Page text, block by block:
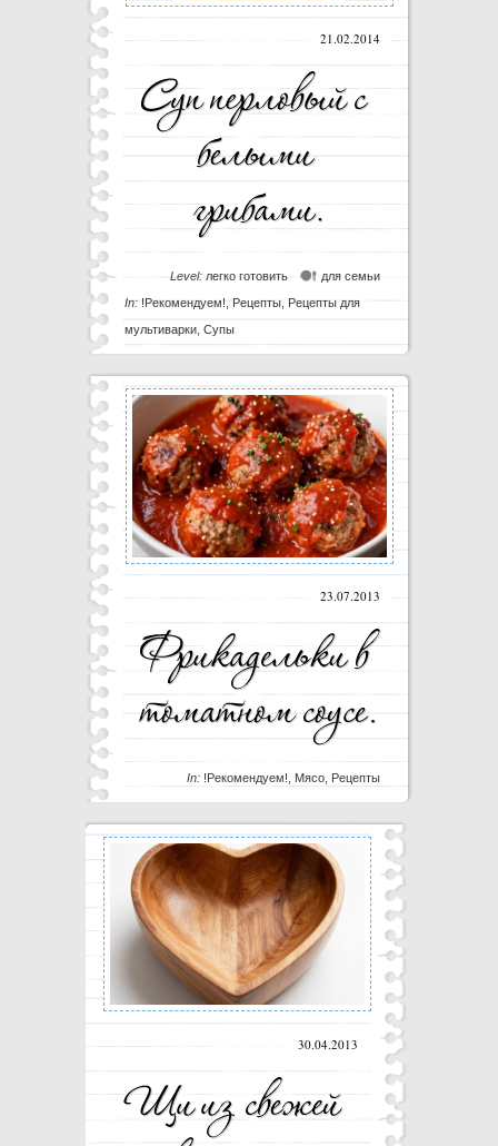
21.02.2014
для семьи
Level: легко готовить
In: !Рекомендуем! Рецепты,
Рецепты для
мультиварки, Супы
23.07.2013
In: !Рекомендуем! Мясо, Рецепты
30.04.2013